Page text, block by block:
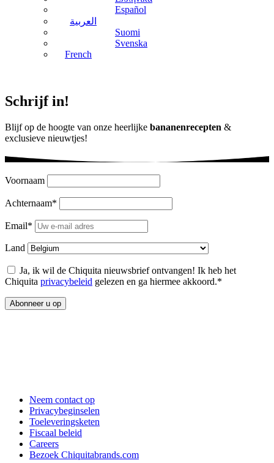
Español
العربية
Suomi
Svenska
French
Schrijf in!
Blijf op de hoogte van onze heerlijke bananenrecepten &
exclusieve nieuwtjes!
Voornaam
Achternaam*
Email*
Land
Ja, ik wil de Chiquita nieuwsbrief ontvangen! Ik heb het
Chiquita privacybeleid gelezen en ga hiermee akkoord.*
Neem contact op
Privacybeginselen
Toeleveringsketen
Fiscaal beleid
Careers
Bezoek Chiquitabrands.com